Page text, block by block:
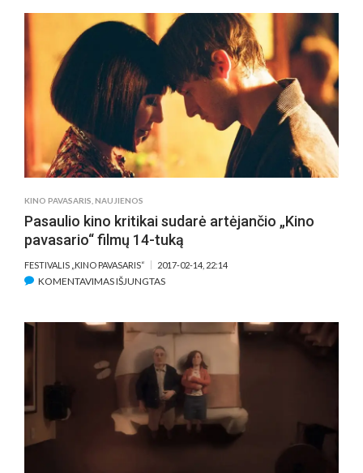
IŲJŲ
„CRITICS’
CHOICE“
NUGALĖTOJAI
KINO PAVASARIS NAUJIENOS
Pasaulio kino kritikai sudarė artėjančio „Kino
pavasario“ filmų 14-tuką
FESTIVALIS „KINO PAVASARIS“ 2017-02-14, 22:14
KOMENTAVIMAS IŠJUNGTASĮRAŠE
KRITIKAI
SUDARĖ
ARTĖJANČIO
„KINO
PAVASARIO“
FILMŲ
14-